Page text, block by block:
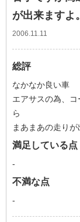
が出来ますよ。
2006.11.11
総評
なかなか良い車
エアサスの為、
ら
まあまあの走りが
満足している点
-
不満な点
-